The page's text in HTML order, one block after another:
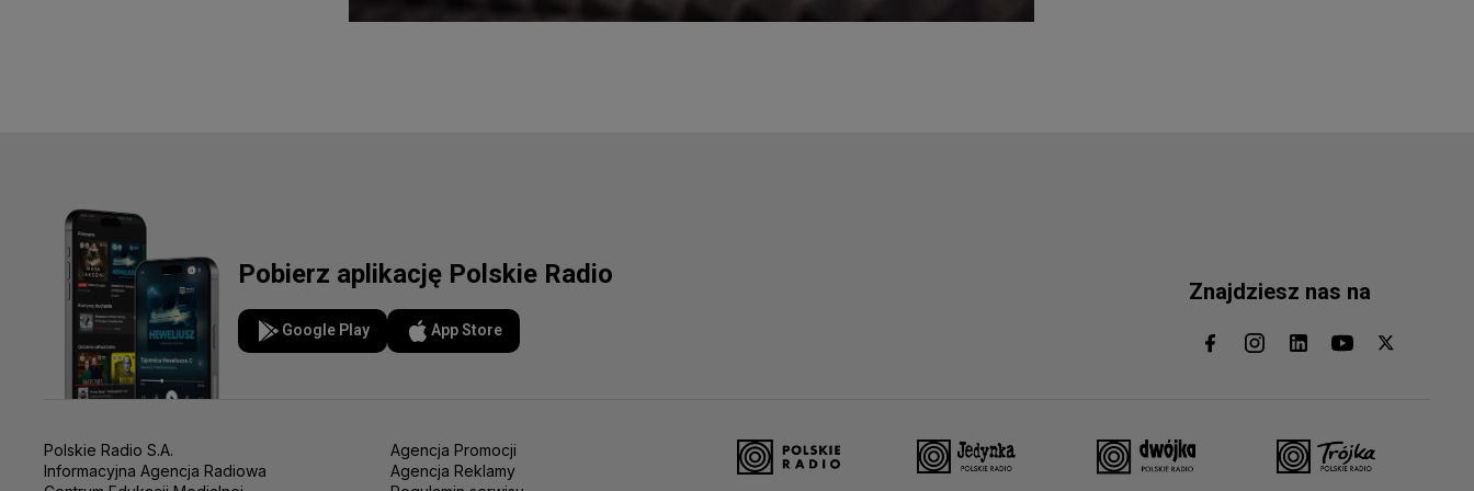
Pobierz aplikację Polskie Radio
Google Play App Store
Znajdziesz nas na
Polskie Radio S.A.
Informacyjna Agencja Radiowa
Agencja Promocji
Agencja Reklamy